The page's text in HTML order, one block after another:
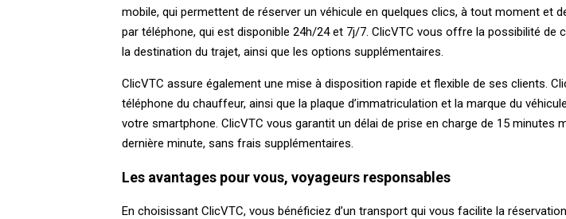
mobile, qui permettent de réserver un véhicule en quelques clics, à tout moment et
par téléphone, qui est disponible 24h/24 et 7j/7. ClicVTC vous offre la possibilité de
la destination du trajet, ainsi que les options supplémentaires.
ClicVTC assure également une mise à disposition rapide et flexible de ses clients.
téléphone du chauffeur, ainsi que la plaque d’immatriculation et la marque du
votre smartphone. ClicVTC vous garantit un délai de prise en charge de 15 minutes
dernière minute, sans frais supplémentaires.
Les avantages pour vous, voyageurs responsables
En choisissant ClicVTC, vous bénéficiez d’un transport qui vous facilite la